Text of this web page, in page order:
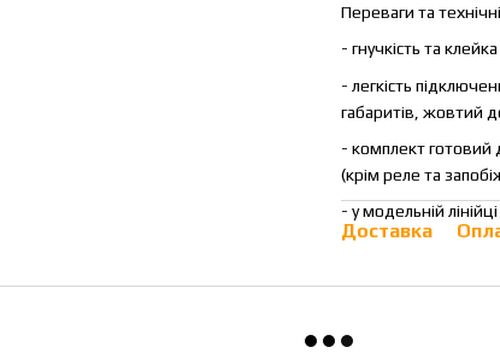
Переваги та
- гнучкість та
- легкість
габаритів, жовтий
- комплект готовий
(крім реле та
- у модельній
Доставка